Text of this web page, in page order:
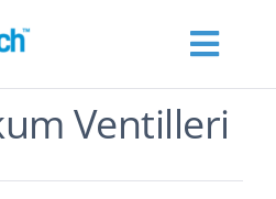
Hakkımızda
Ventilleri